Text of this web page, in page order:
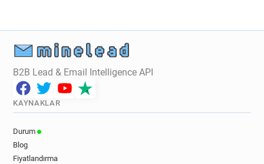
B2B Lead & Email Intelligence API
KAYNAKLAR
Durum
Blog
Fiyatlandırma